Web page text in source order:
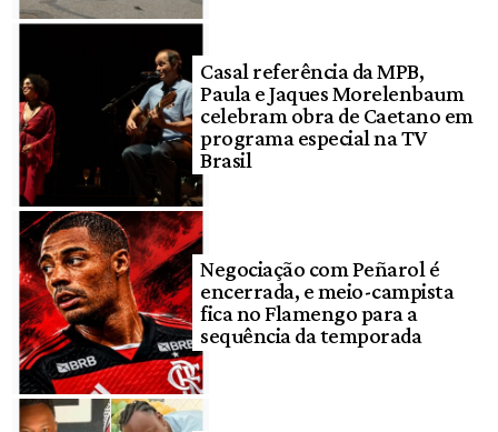
Casal referência da MPB,
Paula e Jaques Morelenbaum
celebram obra de Caetano em
programa especial na TV
Brasil
Negociação com Peñarol é
encerrada, e meio-campista
fica no Flamengo para a
sequência da temporada